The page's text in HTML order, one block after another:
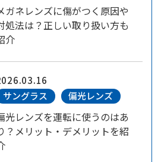
ガネレンズに傷がつく原因や
処法は？正しい取り扱い方も
介
サングラス
偏光レンズ
光レンズを運転に使うのはあ
？メリット・デメリットを紹